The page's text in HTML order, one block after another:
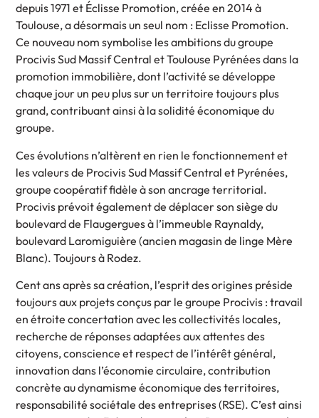
depuis 1971 et Éclisse Promotion, créée en 2014 à
Toulouse, a désormais un seul nom : Eclisse Promotion.
Ce nouveau nom symbolise les ambitions du groupe
Procivis Sud Massif Central et Toulouse Pyrénées dans la
promotion immobilière, dont l’activité se développe
chaque jour un peu plus sur un territoire toujours plus
grand, contribuant ainsi à la solidité économique du
groupe.
Ces évolutions n’altèrent en rien le fonctionnement et
les valeurs de Procivis Sud Massif Central et Pyrénées,
groupe coopératif fidèle à son ancrage territorial.
Procivis prévoit également de déplacer son siège du
boulevard de Flaugergues à l’immeuble Raynaldy,
boulevard Laromiguière (ancien magasin de linge Mère
Blanc). Toujours à Rodez.
Cent ans après sa création, l’esprit des origines préside
toujours aux projets conçus par le groupe Procivis : travail
en étroite concertation avec les collectivités locales,
recherche de réponses adaptées aux attentes des
citoyens, conscience et respect de l’intérêt général,
innovation dans l’économie circulaire, contribution
concrète au dynamisme économique des territoires,
responsabilité sociétale des entreprises (RSE). C’est ainsi